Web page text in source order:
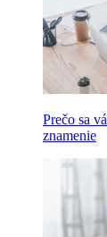
Prečo sa
znamenie